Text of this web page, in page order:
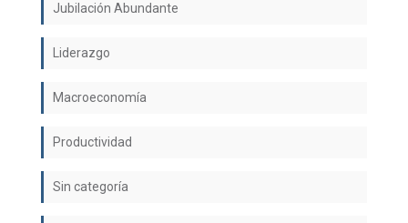
Jubilación Abundante
Liderazgo
Macroeconomía
Productividad
Sin categoría